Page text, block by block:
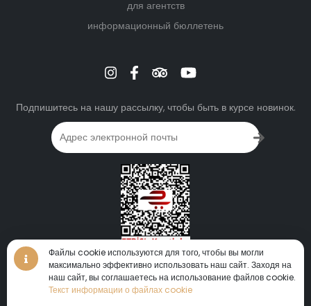
Файлы cookie используются для того, чтобы вы могли
максимально эффективно использовать наш сайт. Заходя на
наш сайт, вы соглашаетесь на использование файлов cookie.
Текст информации о файлах cookie
виртуальный тур • виртуальный тур • виртуальный тур •
для агентств
информационный бюллетень
Подпишитесь на нашу рассылку, чтобы быть в курсе новинок.